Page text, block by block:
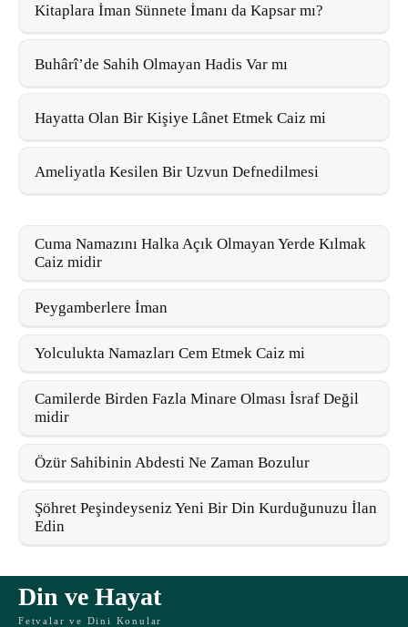
Kitaplara İman Sünnete İmanı da Kapsar mı?
Buhârî’de Sahih Olmayan Hadis Var mı
Hayatta Olan Bir Kişiye Lânet Etmek Caiz mi
Ameliyatla Kesilen Bir Uzvun Defnedilmesi
Cuma Namazını Halka Açık Olmayan Yerde Kılmak
Caiz midir
Peygamberlere İman
Yolculukta Namazları Cem Etmek Caiz mi
Camilerde Birden Fazla Minare Olması İsraf Değil
midir
Özür Sahibinin Abdesti Ne Zaman Bozulur
Şöhret Peşindeyseniz Yeni Bir Din Kurduğunuzu İlan
Edin
Din ve Hayat
Fetvalar ve Dini Konular